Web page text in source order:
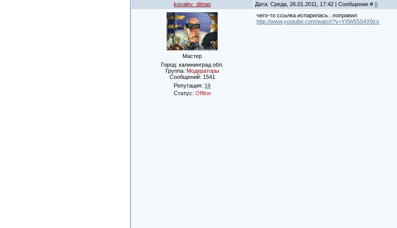
kovalev_dimas Дата: Среда, 26.01.2011, 17:42 | Сообщение # 8
Мастер
Город: калининград обл.
Группа: Модераторы
Сообщений: 1541
Репутация:19
Статус: Offline
чего-то ссылка испарилась...поправил
http://www.youtube.com/watch?v=YXW55S4X9zo